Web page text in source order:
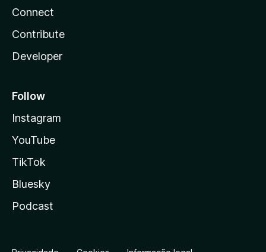
Connect
Contribute
Developer
Follow
Instagram
YouTube
TikTok
Bluesky
Podcast